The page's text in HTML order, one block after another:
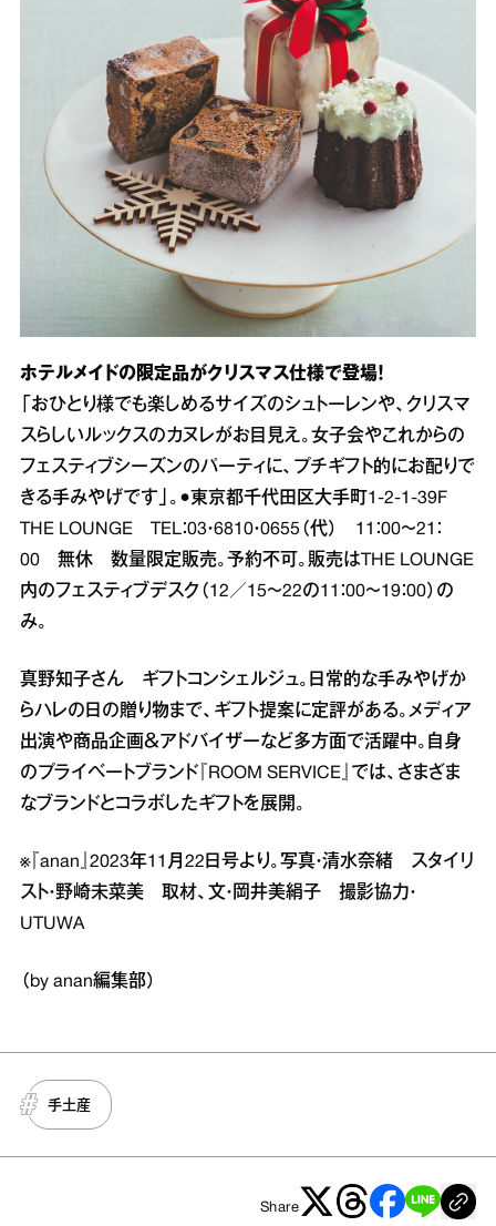
ホテルメイドの限定品がクリスマス仕様で登場！
「おひとり様でも楽しめるサイズのシュトーレンや、クリスマ
スらしいルックスのカヌレがお目見え。女子会やこれからの
フェスティブシーズンのパーティに、プチギフト的にお配りで
きる手みやげです」。●東京都千代田区大手町1‐2‐1‐39F
THE LOUNGE TEL：03・6810・0655（代） 11：00～21：
00 無休 数量限定販売。予約不可。販売はTHE LOUNGE
内のフェスティブデスク（12／15～22の11：00～19：00）の
み。
真野知子さん ギフトコンシェルジュ。日常的な手みやげか
らハレの日の贈り物まで、ギフト提案に定評がある。メディア
出演や商品企画＆アドバイザーなど多方面で活躍中。自身
のプライベートブランド『ROOM SERVICE』では、さまざま
なブランドとコラボしたギフトを展開。
※『anan』2023年11月22日号より。写真・清水奈緒 スタイリ
スト・野崎未菜美 取材、文・岡井美絹子 撮影協力・
UTUWA
（by anan編集部）
手土産
Share